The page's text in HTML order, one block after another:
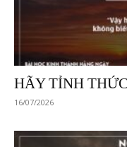
HÃY TỈNH
16/07/2026